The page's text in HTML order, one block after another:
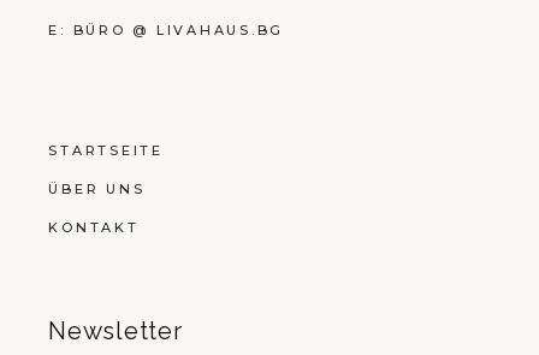
E: BÜRO @ LIVAHAUS.BG
STARTSEITE
ÜBER UNS
KONTAKT
Newsletter